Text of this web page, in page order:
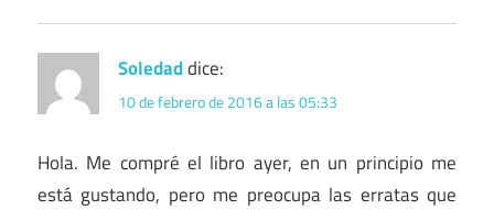
Soledaddice:
10 de febrero de 2016 a las 05:33
Hola. Me compré el libro ayer, en un principio me
está gustando, pero me preocupa las erratas que